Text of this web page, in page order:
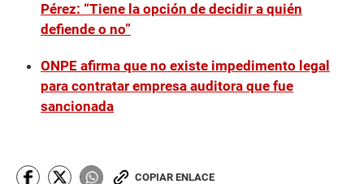
Pérez: “Tiene la opción de decidir a quién
defiende o no”
ONPE afirma que no existe impedimento legal
para contratar empresa auditora que fue
sancionada
COPIAR ENLACE